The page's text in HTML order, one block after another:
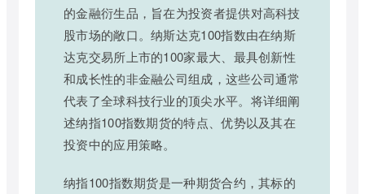
的金融衍生品，旨在为投资者提供对高科技
股市场的敞口。纳斯达克100指数由在纳斯
达克交易所上市的100家最大、最具创新性
和成长性的非金融公司组成，这些公司通常
代表了全球科技行业的顶尖水平。将详细阐
述纳指100指数期货的特点、优势以及其在
投资中的应用策略。
纳指100指数期货是一种期货合约，其标的